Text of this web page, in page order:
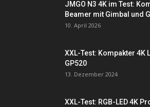
JMGO N3 4K im Test:
Beamer mit Gimbal und
10. April 2026
XXL-Test: Kompakter 4K
GP520
13. Dezember 2024
XXL-Test: RGB-LED 4K